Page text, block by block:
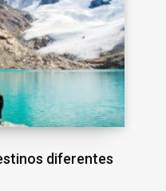
diferentes